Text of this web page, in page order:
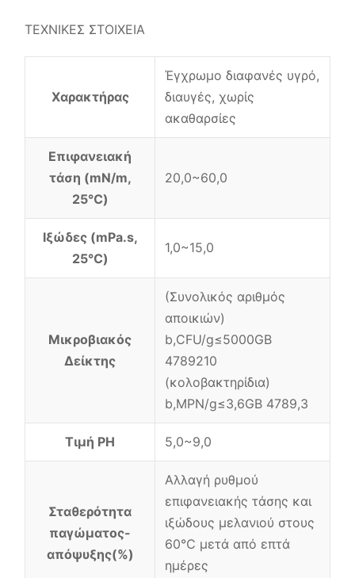
ΤΕΧΝΙΚΕΣ ΣΤΟΙΧΕΙΑ
Χαρακτήρας
Έγχρωμο διαφανές υγρό,
διαυγές, χωρίς
ακαθαρσίες
Επιφανειακή
τάση (mN/m,
25℃)
20,0~60,0
Ιξώδες (mPa.s,
25℃)
1,0~15,0
Μικροβιακός
Δείκτης
(Συνολικός αριθμός
αποικιών)
b,CFU/g≤5000GB
4789210
(κολοβακτηρίδια)
b,MPN/g≤3,6GB 4789,3
Τιμή PH 5,0~9,0
Σταθερότητα
παγώματος-
απόψυξης(%)
Αλλαγή ρυθμού
επιφανειακής τάσης και
ιξώδους μελανιού στους
60℃ μετά από επτά
ημέρες